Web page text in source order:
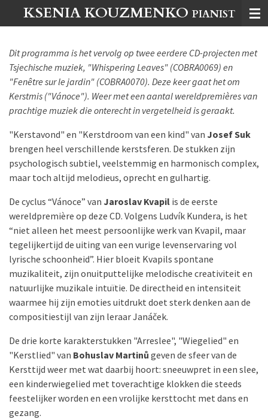
direct
de
hoofdinhoud
KSENIA KOUZMENKO PIANIST
Dit programma is het vervolg op twee eerdere CD-projecten met
Tsjechische muziek, "Whispering Leaves" (COBRA0069) en
"Fenêtre sur le jardin" (COBRA0070). Deze keer gaat het om
Kerstmis ("Vánoce"). Weer met een aantal wereldpremières van
prachtige muziek die onterecht in vergetelheid is geraakt.
"Kerstavond" en "Kerstdroom van een kind" van Josef Suk
brengen heel verschillende kerstsferen. De stukken zijn
psychologisch subtiel, veelstemmig en harmonisch complex,
maar toch altijd melodieus, oprecht en gulhartig.
De cyclus “Vánoce” van Jaroslav Kvapil is de eerste
wereldpremière op deze CD. Volgens Ludvík Kundera, is het
“niet alleen het meest persoonlijke werk van Kvapil, maar
tegelijkertijd de uiting van een vurige levenservaring vol
lyrische schoonheid”. Hier bloeit Kvapils spontane
muzikaliteit, zijn onuitputtelijke melodische creativiteit en
natuurlijke muzikale intuïtie. De directheid en intensiteit
waarmee hij zijn emoties uitdrukt doet sterk denken aan de
compositiestijl van zijn leraar Janáček.
De drie korte karakterstukken "Arreslee", "Wiegelied" en
"Kerstlied" van Bohuslav Martinů geven de sfeer van de
Kersttijd weer met wat daarbij hoort: sneeuwpret in een slee,
een kinderwiegelied met toverachtige klokken die steeds
feestelijker worden en een vrolijke kersttocht met dans en
gezang.